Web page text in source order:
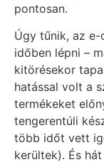
pontosan.
Úgy tűnik, az
időben lépni –
kitörésekor
hatással volt a
termékeket
tengerentúli
több időt vett
kerültek). És